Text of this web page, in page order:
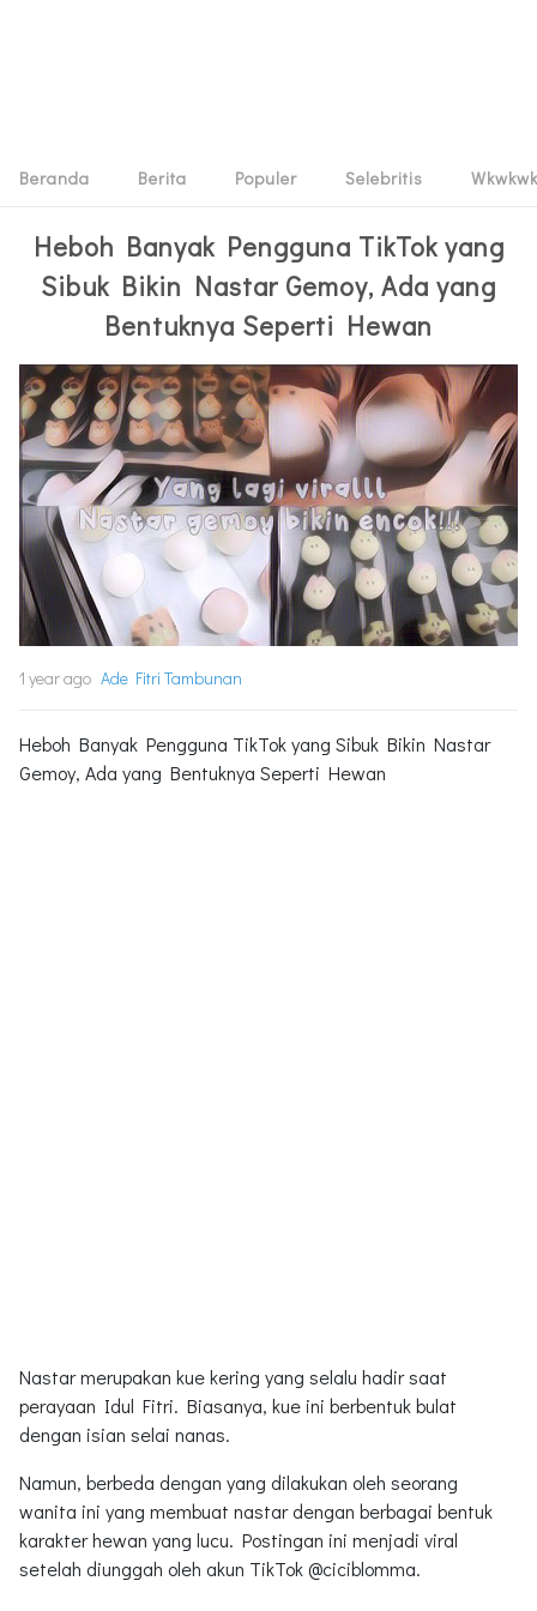
Beranda Berita Populer Selebritis Wkwkwk
Heboh Banyak Pengguna TikTok yang
Sibuk Bikin Nastar Gemoy, Ada yang
Bentuknya Seperti Hewan
1 year ago Ade Fitri Tambunan
Heboh Banyak Pengguna TikTok yang Sibuk Bikin Nastar
Gemoy, Ada yang Bentuknya Seperti Hewan
Nastar merupakan kue kering yang selalu hadir saat
perayaan Idul Fitri. Biasanya, kue ini berbentuk bulat
dengan isian selai nanas.
Namun, berbeda dengan yang dilakukan oleh seorang
wanita ini yang membuat nastar dengan berbagai bentuk
karakter hewan yang lucu. Postingan ini menjadi viral
setelah diunggah oleh akun TikTok @ciciblomma.